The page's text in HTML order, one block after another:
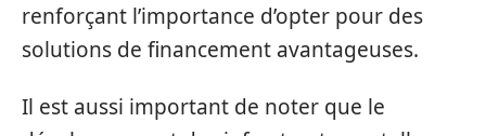
renforçant l’importance d’opter pour des
solutions de financement avantageuses.
Il est aussi important de noter que le